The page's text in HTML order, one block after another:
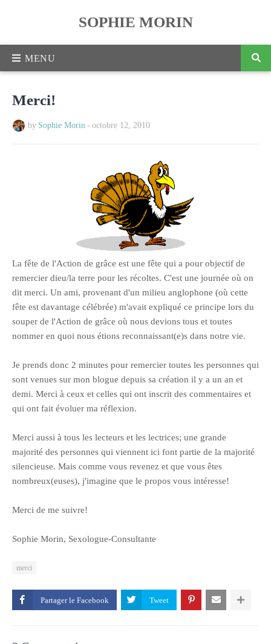
SOPHIE MORIN
Merci!
by Sophie Morin - octobre 12, 2010
La fête de l'Action de grâce est une fête qui a pour objectif de
remercier dieu/la terre pour les récoltes. C'est une journée où on
dit merci. Un ami, provenant d'un milieu anglophone (où cette
fête est davantage célébrée) m'avait expliqué ce principe lors du
souper de l'Action de grâce où nous devions tous et toutes
nommer en quoi nous étions reconnaissant(e)s dans notre vie.
Je prends donc 2 minutes pour remercier toutes les personnes qui
sont venues sur mon blogue depuis sa création il y a un an et
demi. Merci à ceux et celles qui ont inscrit des commentaires et
qui ont fait évoluer ma réflexion.
Merci aussi à tous les lecteurs et les lectrices; une grande
majorité des personnes qui viennent ici font partie de la majorité
silencieuse. Mais comme vous revenez et que vous êtes
nombreux(euses), j'imagine que le propos vous intéresse!
Merci de me suivre!
Sophie Morin, Sexologue-Consultante
merci
Partager le